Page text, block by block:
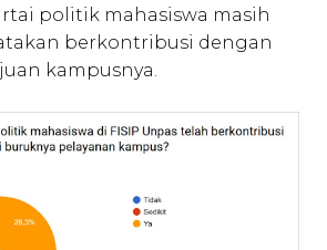
politik mahasiswa masih
berkontribusi dengan
kampusnya.